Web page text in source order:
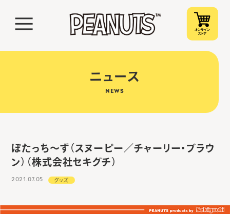
ニュース
NEWS
ぽたっち～ず（スヌーピー／チャーリー・ブラウ
ン）（株式会社セキグチ）
2021.07.05 グッズ